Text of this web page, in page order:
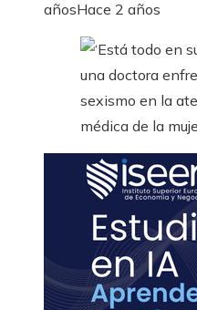
añosHace 2 años